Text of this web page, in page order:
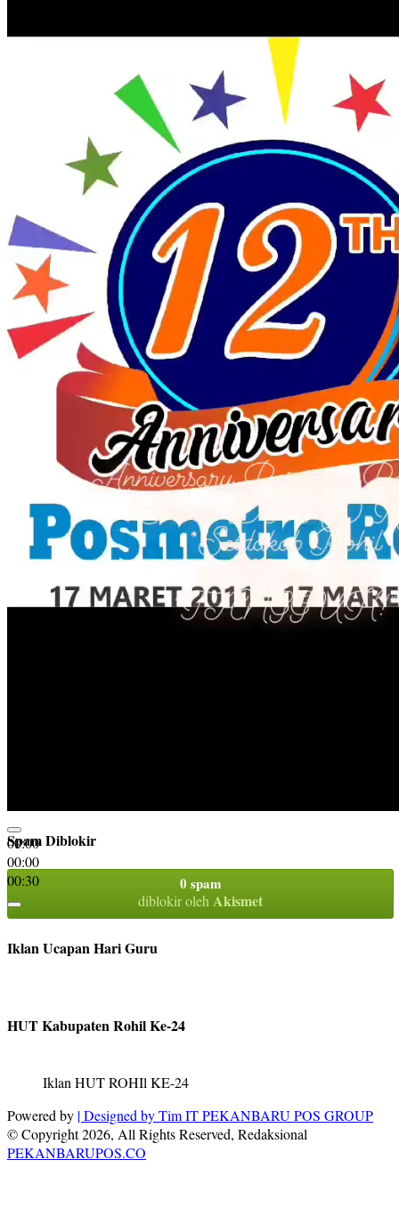
00:00
00:00
00:30
Spam Diblokir
0 spam
diblokir oleh Akismet
Iklan Ucapan Hari Guru
HUT Kabupaten Rohil Ke-24
Iklan HUT ROHIl KE-24
Powered by | Designed byTim IT PEKANBARU POS GROUP
© Copyright 2026, All Rights Reserved, Redaksional
PEKANBARUPOS.CO